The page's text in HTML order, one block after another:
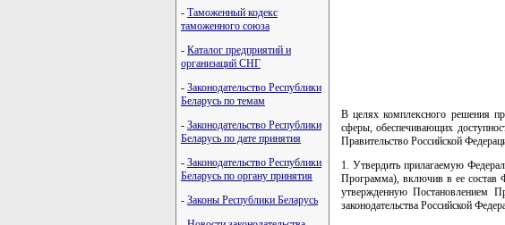
- Таможенный кодекс
таможенного союза
- Каталог предприятий и
организаций СНГ
- Законодательство Республики
Беларусь по темам
- Законодательство Республики
Беларусь по дате принятия
- Законодательство Республики
Беларусь по органу принятия
- Законы Республики Беларусь
В целях комплексного решения
сферы, обеспечивающих
Правительство Российской
1. Утвердить прилагаемую
Программа), включив в ее состав
утвержденную Постановлением
законодательства Российской